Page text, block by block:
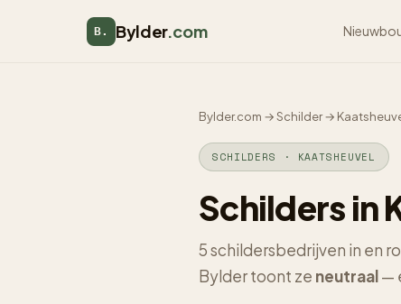
B. Bylder.com
Bylder.com →Schilder→
SCHILDERS · KAATSHEUVEL
Schilders in
5 schildersbedrijven in en
Bylder toont ze neutraal—